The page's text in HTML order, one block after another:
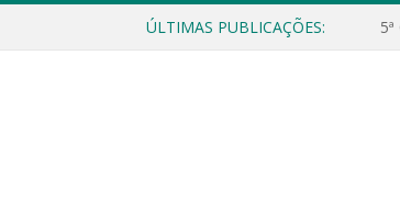
ÚLTIMAS PUBLICAÇÕES: